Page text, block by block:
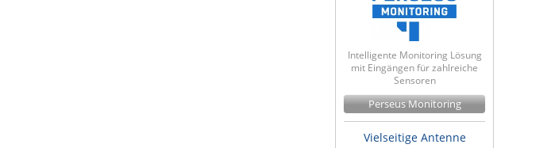
Intelligente Monitoring Lösung
mit Eingängen für zahlreiche
Sensoren
Perseus Monitoring
Vielseitige Antenne